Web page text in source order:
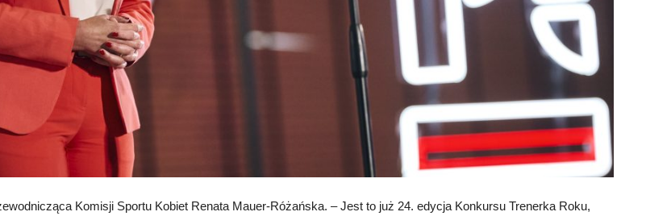
Komisji Sportu Kobiet Renata Mauer-Różańska. – Jest to już 24. edycja Konkursu Trenerka Roku,